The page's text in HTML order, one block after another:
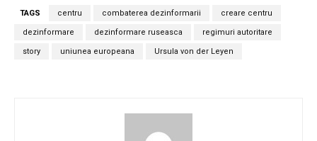
TAGS centru combaterea dezinformarii creare centru
dezinformare dezinformare ruseasca regimuri autoritare
story uniunea europeana Ursula von der Leyen